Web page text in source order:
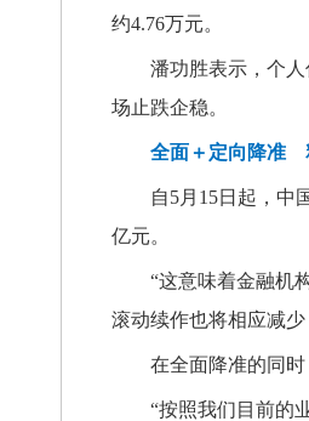
约4.76万元。
潘功胜表示，个
场止跌企稳。
全面＋定向降准
自5月15日起，中
亿元。
“这意味着金融机
滚动续作也将相应减
在全面降准的同
“按照我们目前的